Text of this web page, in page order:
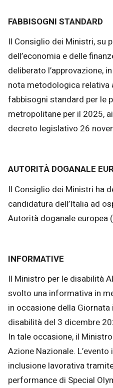
FABBISOGNI STANDARD
Il Consiglio dei Ministri, su
dell’economia e delle
deliberato l’approvazione,
nota metodologica relativa
fabbisogni standard per le
metropolitane per il 2025,
decreto legislativo 26
AUTORITÀ DOGANALE
Il Consiglio dei Ministri ha
candidatura dell’Italia ad
Autorità doganale europea
INFORMATIVE
Il Ministro per le disabilità
svolto una informativa in
in occasione della
disabilità del 3 dicembre
In tale occasione, il
Azione Nazionale.
inclusione lavorativa
performance di Special